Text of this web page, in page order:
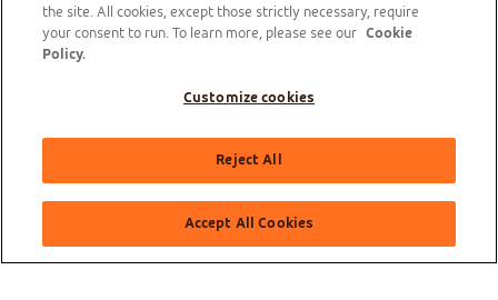
Olá, como posso te ajudar?
the site. All cookies, except those strictly necessary, require
your consent to run. To learn more, please see our
Cookie
Policy.
Customize cookies
Reject All
Accept All Cookies